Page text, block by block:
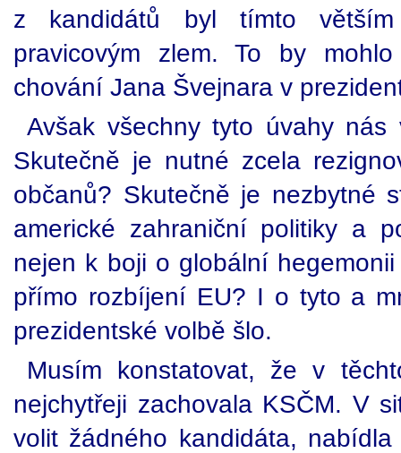
z kandidátů byl tímto
pravicovým zlem. To by
chování Jana Švejnara v
Avšak všechny tyto úvahy
Skutečně je nutné zcela
občanů? Skutečně je nezbytné
americké zahraniční politiky a
nejen k boji o globální
přímo rozbíjení EU? I o tyto a
prezidentské volbě šlo.
Musím konstatovat, že v
nejchytřeji zachovala KSČM. V
volit žádného kandidáta,